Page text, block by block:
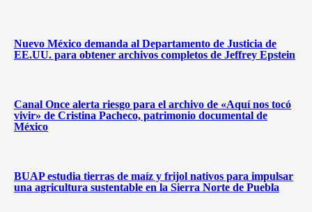
Nuevo México demanda al Departamento de Justicia de
EE.UU. para obtener archivos completos de Jeffrey Epstein
Canal Once alerta riesgo para el archivo de «Aquí nos tocó
vivir» de Cristina Pacheco, patrimonio documental de
México
BUAP estudia tierras de maíz y frijol nativos para impulsar
una agricultura sustentable en la Sierra Norte de Puebla